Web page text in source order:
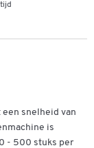
snelheid van
is
- 500 stuks per